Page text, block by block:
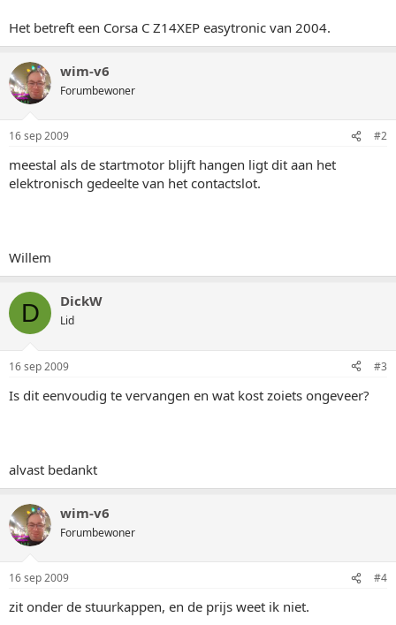
Het betreft een Corsa C Z14XEP easytronic van 2004.
wim-v6
Forumbewoner
16 sep 2009 #2
meestal als de startmotor blijft hangen ligt dit aan het
elektronisch gedeelte van het contactslot.
Willem
D DickW
Lid
16 sep 2009 #3
Is dit eenvoudig te vervangen en wat kost zoiets ongeveer?
alvast bedankt
wim-v6
Forumbewoner
16 sep 2009 #4
zit onder de stuurkappen, en de prijs weet ik niet.